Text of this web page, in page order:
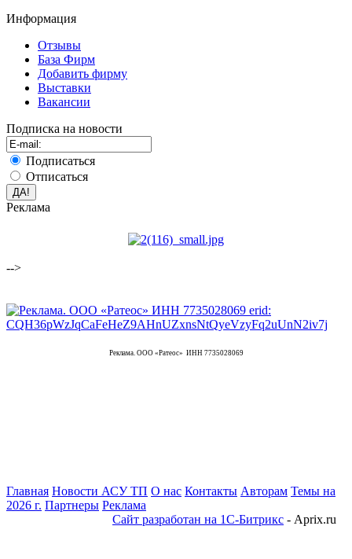
Информация
Отзывы
База Фирм
Добавить фирму
Выставки
Вакансии
Подписка на новости
Подписаться
Отписаться
Реклама
-->
Реклама. ООО «Ратеос» ИНН 7735028069
Главная Новости АСУ ТП О нас Контакты Авторам Темы на
2026 г. Партнеры Реклама
Сайт разработан на 1С-Битрикс - Aprix.ru